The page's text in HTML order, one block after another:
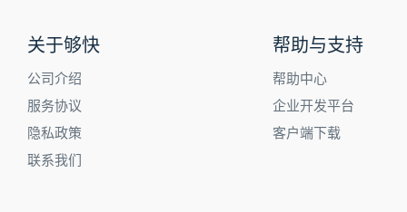
关于够快
公司介绍
服务协议
隐私政策
联系我们
帮助与支持
帮助中心
企业开发平台
客户端下载